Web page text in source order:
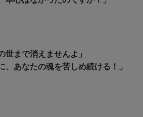
世まで消えませんよ」
、あなたの魂を苦しめ続ける！」